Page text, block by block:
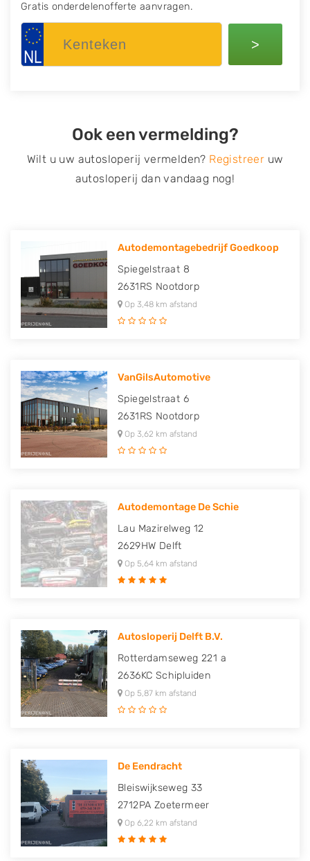
Gratis onderdelenofferte aanvragen.
>
Ook een vermelding?
Wilt u uw autosloperij vermelden? Registreer uw
autosloperij dan vandaag nog!
Autodemontagebedrijf Goedkoop
Spiegelstraat 8
2631RS Nootdorp
Op 3,48 km afstand
VanGilsAutomotive
Spiegelstraat 6
2631RS Nootdorp
Op 3,62 km afstand
Autodemontage De Schie
Lau Mazirelweg 12
2629HW Delft
Op 5,64 km afstand
Autosloperij Delft B.V.
Rotterdamseweg 221 a
2636KC Schipluiden
Op 5,87 km afstand
De Eendracht
Bleiswijkseweg 33
2712PA Zoetermeer
Op 6,22 km afstand